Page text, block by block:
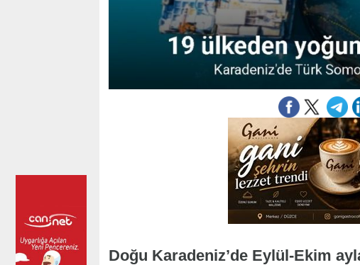
Doğu Karadeniz’de Eylül-Ekim